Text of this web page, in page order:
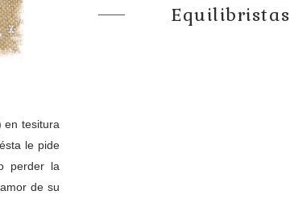
en tesitura
le pide
perder la
de su
Equilibristas